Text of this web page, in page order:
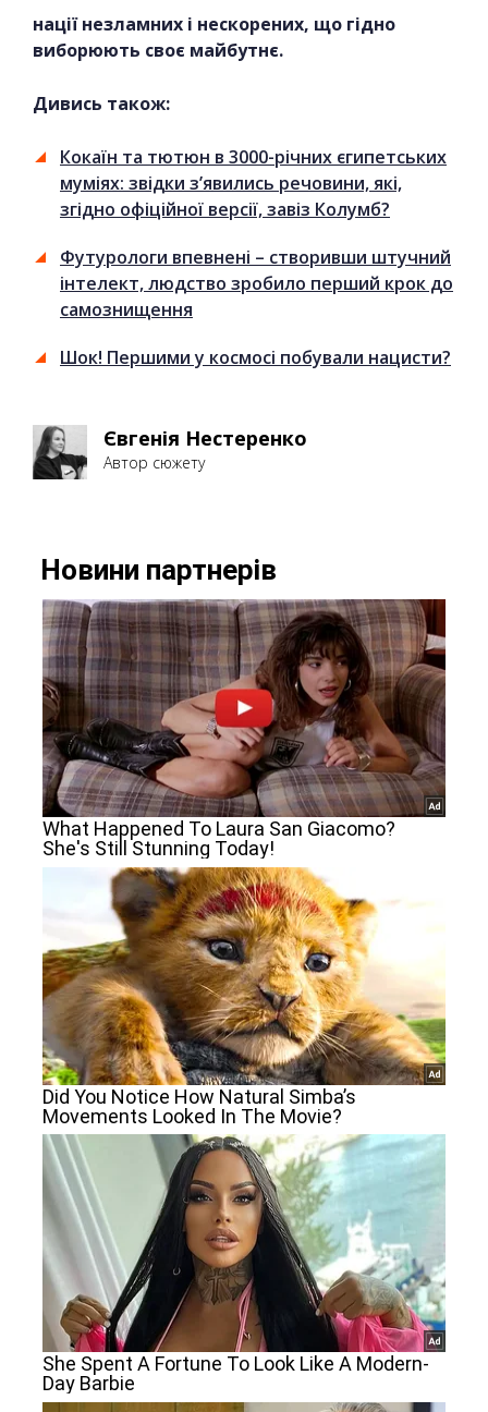
нації незламних і нескорених, що гідно
виборюють своє майбутнє.
Дивись також:
Кокаїн та тютюн в 3000-річних єгипетських
муміях: звідки з’явились речовини, які,
згідно офіційної версії, завіз Колумб?
Футурологи впевнені – створивши штучний
інтелект, людство зробило перший крок до
самознищення
Шок! Першими у космосі побували нацисти?
Євгенія Нестеренко
Автор сюжету